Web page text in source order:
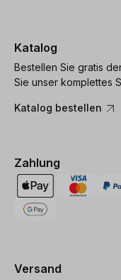
Katalog
Bestellen Sie gratis
Sie unser komplettes
Katalog bestellen
Zahlung
Versand